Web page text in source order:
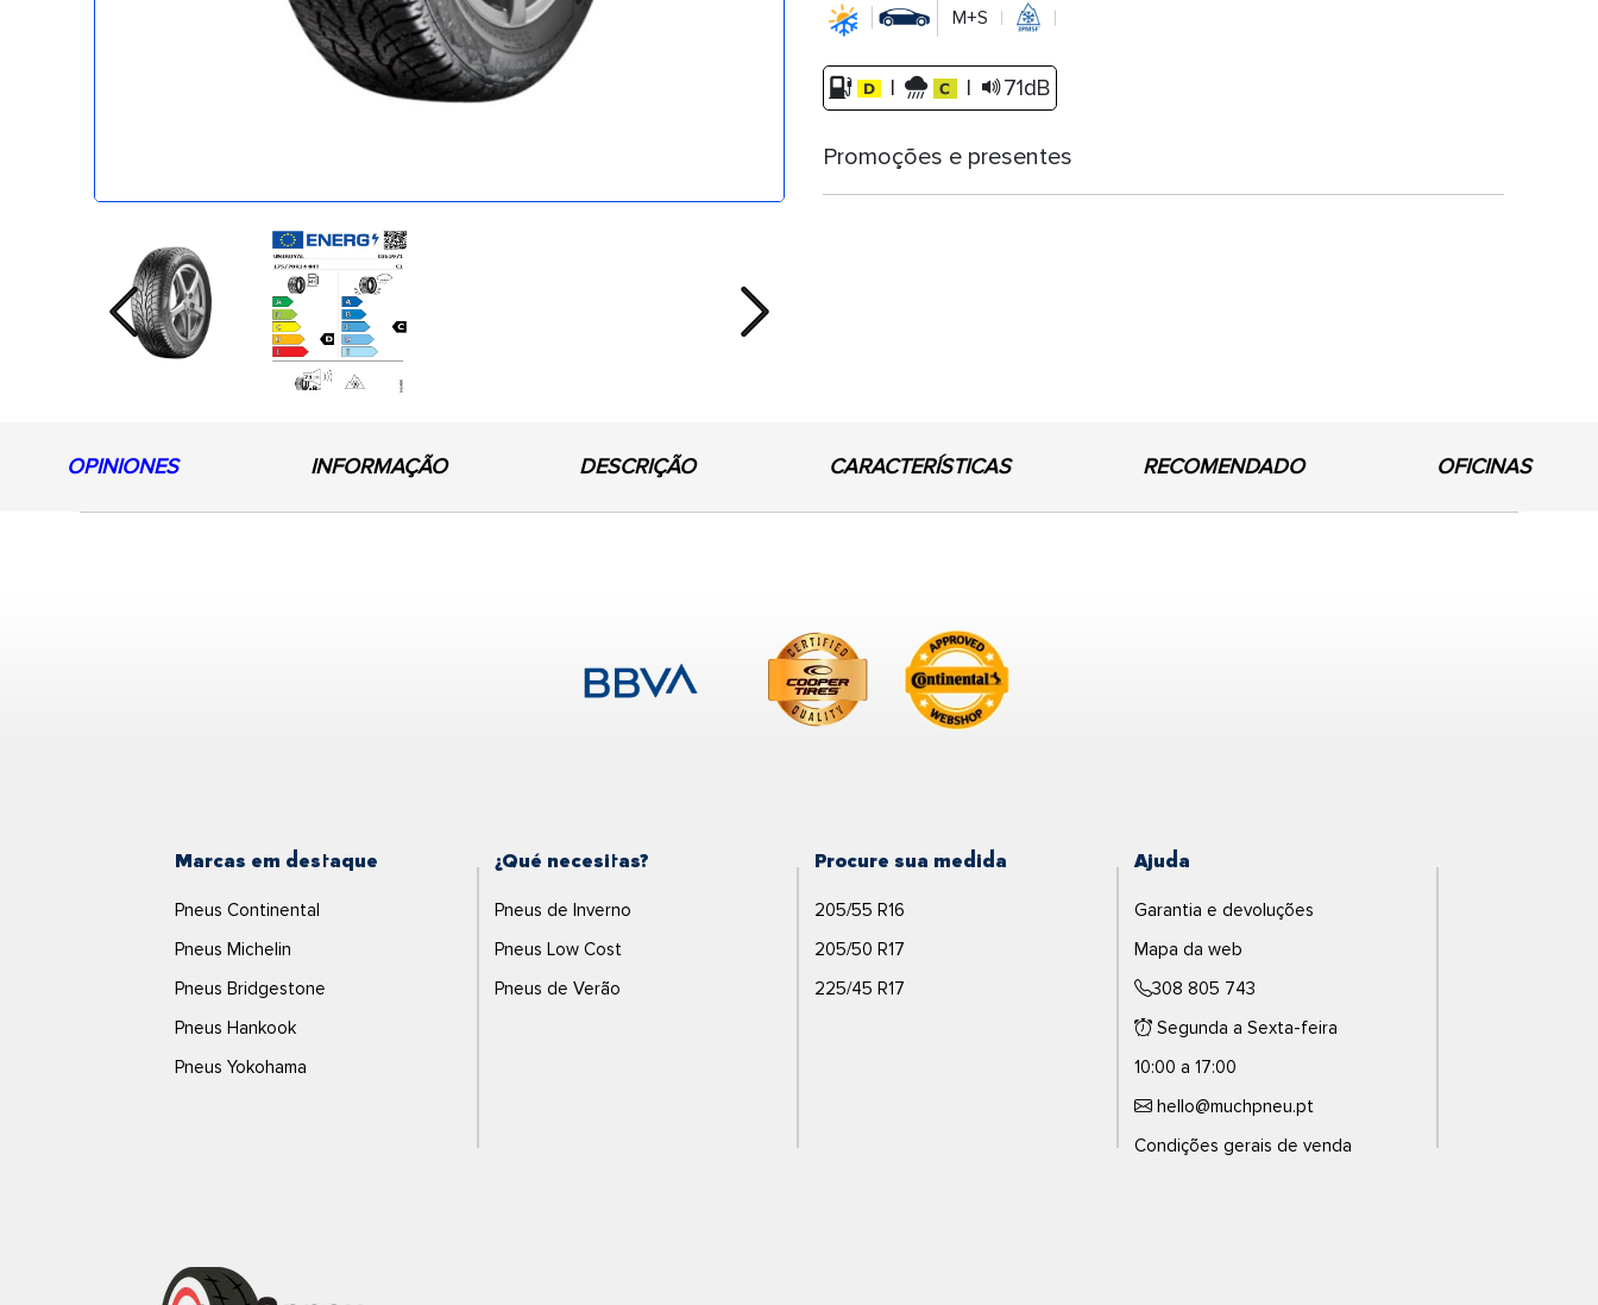
Previous Next
M+S
| | 71dB
Promoções e presentes
OPINIONES INFORMAÇÃO DESCRIÇÃO CARACTERÍSTICAS RECOMENDADO OFICINAS
Marcas em destaque
Pneus Continental
Pneus Michelin
Pneus Bridgestone
Pneus Hankook
Pneus Yokohama
¿Qué necesitas?
Pneus de Inverno
Pneus Low Cost
Pneus de Verão
Procure sua medida
205/55 R16
205/50 R17
225/45 R17
Ajuda
Garantia e devoluções
Mapa da web
308 805 743
Segunda a Sexta-feira
10:00 a 17:00
hello@muchpneu.pt
Condições gerais de venda